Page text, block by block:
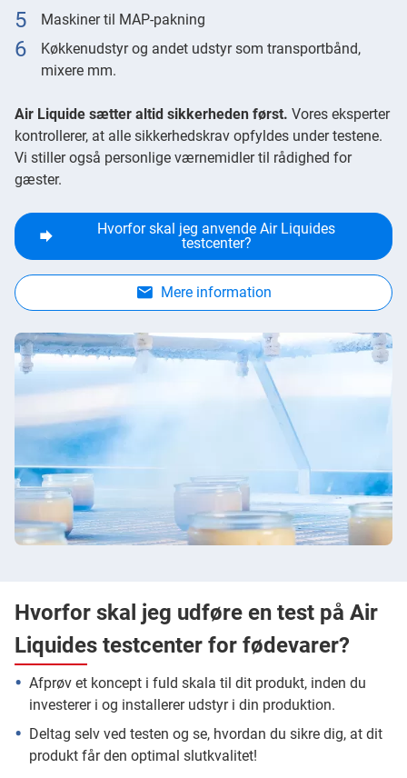
Maskiner til MAP-pakning
Køkkenudstyr og andet udstyr som transportbånd,
mixere mm.
Air Liquide sætter altid sikkerheden først. Vores eksperter
kontrollerer, at alle sikkerhedskrav opfyldes under testene.
Vi stiller også personlige værnemidler til rådighed for
gæster.
Hvorfor skal jeg anvende Air Liquides
testcenter?
Mere information
Hvorfor skal jeg udføre en test på Air
Liquides testcenter for fødevarer?
Afprøv et koncept i fuld skala til dit produkt, inden du
investerer i og installerer udstyr i din produktion.
Deltag selv ved testen og se, hvordan du sikre dig, at dit
produkt får den optimal slutkvalitet!